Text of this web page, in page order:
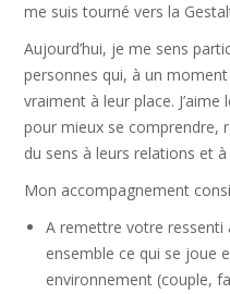
me suis tourné vers la
Aujourd’hui, je me sens
personnes qui, à un
vraiment à leur place.
pour mieux se comprendre,
du sens à leurs relations et
Mon accompagnement
A remettre votre ressenti
ensemble ce qui se joue
environnement (couple,